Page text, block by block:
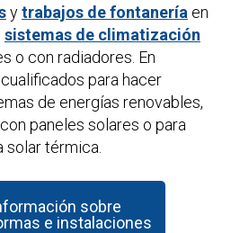
ytrabajos de fontanería en
sistemas de climatización
o con radiadores. En
para hacer
de energías renovables,
paneles solares o para
solar térmica.
sobre
e instalaciones